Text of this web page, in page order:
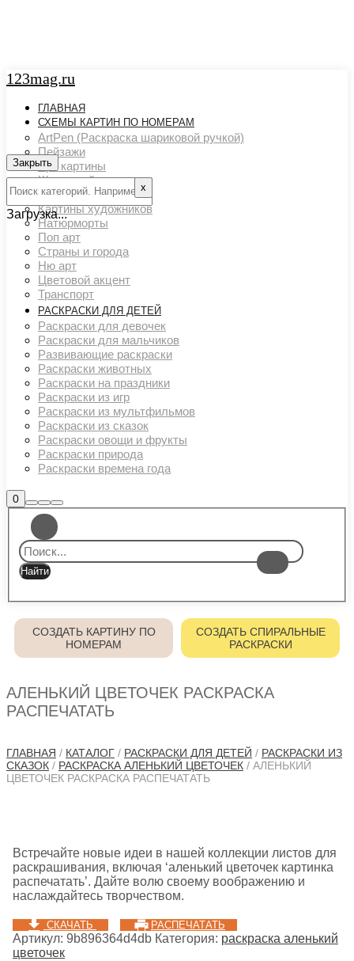
123mag.ru
ГЛАВНАЯ
СХЕМЫ КАРТИН ПО НОМЕРАМ
ArtPen (Раскраска шариковой ручкой)
Пейзажи
Арт картины
Животный мир
Люди
Картины художников
Натюрморты
Поп арт
Страны и города
Ню арт
Цветовой акцент
Транспорт
РАСКРАСКИ ДЛЯ ДЕТЕЙ
Раскраски для девочек
Раскраски для мальчиков
Развивающие раскраски
Раскраски животных
Раскраски на праздники
Раскраски из игр
Раскраски из мультфильмов
Раскраски из сказок
Раскраски овощи и фрукты
Раскраски природа
Раскраски времена года
0Боковая
панель
магазина
Найти
Больше
информации
Главное
меню
СОЗДАТЬ КАРТИНУ ПО
НОМЕРАМ
СОЗДАТЬ СПИРАЛЬНЫЕ
РАСКРАСКИ
АЛЕНЬКИЙ ЦВЕТОЧЕК РАСКРАСКА
РАСПЕЧАТАТЬ
ГЛАВНАЯ / КАТАЛОГ / РАСКРАСКИ ДЛЯ ДЕТЕЙ / РАСКРАСКИ ИЗ
СКАЗОК / РАСКРАСКА АЛЕНЬКИЙ ЦВЕТОЧЕК / АЛЕНЬКИЙ
ЦВЕТОЧЕК РАСКРАСКА РАСПЕЧАТАТЬ
Встречайте новые идеи в нашей коллекции листов для
раскрашивания, включая ‘аленький цветочек картинка
распечатать’. Дайте волю своему воображению и
наслаждайтесь творчеством.
СКАЧАТЬ РАСПЕЧАТАТЬ
Артикул: 9b896364d4db Категория: раскраска аленький
цветочек
Закрыть
х
Загрузка...